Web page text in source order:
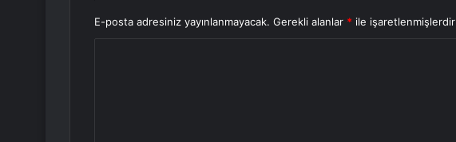
E-posta adresiniz yayınlanmayacak. Gerekli alanlar * ile işaretlenmişlerdir